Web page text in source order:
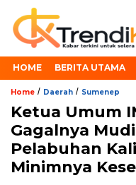
HOME BERITA UTAMA
Home / Daerah / Sumenep
Ketua Umum
Gagalnya
Pelabuhan
Minimnya